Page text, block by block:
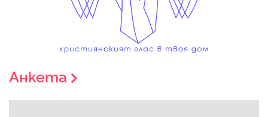
Анкета